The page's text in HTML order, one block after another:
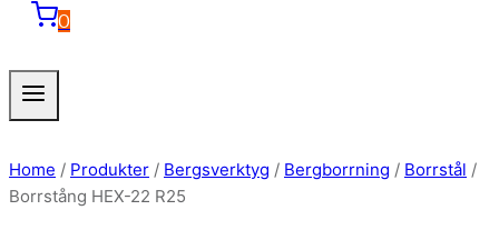
0
Home / Produkter / Bergsverktyg / Bergborrning / Borrstål /
Borrstång HEX-22 R25